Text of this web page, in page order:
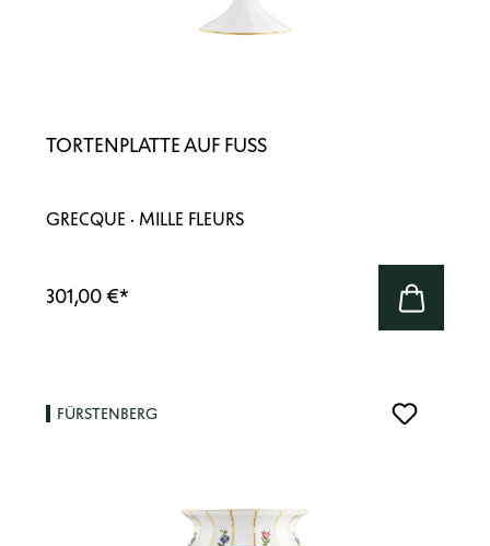
TORTENPLATTE AUF FUSS
GRECQUE · MILLE FLEURS
301,00 €*
FÜRSTENBERG